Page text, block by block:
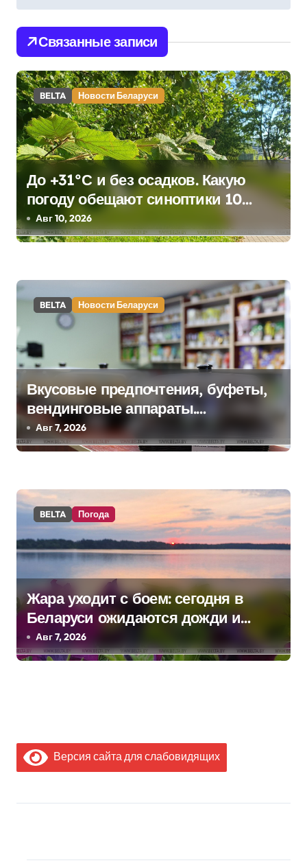
и
г
а
ц
и
я
п
о
з
а
п
и
с
я
м
Связанные записи
BELTA Новости Беларуси
До +31°С и без осадков. Какую
погоду обещают синоптики 10
августа
Авг 10, 2026
BELTA Новости Беларуси
Вкусовые предпочтения, буфеты,
вендинговые аппараты.
Минобразования об изменениях в
школьном питании
Авг 7, 2026
BELTA Погода
Жара уходит с боем: сегодня в
Беларуси ожидаются дожди и
грозы
Авг 7, 2026
Версия сайта для слабовидящих